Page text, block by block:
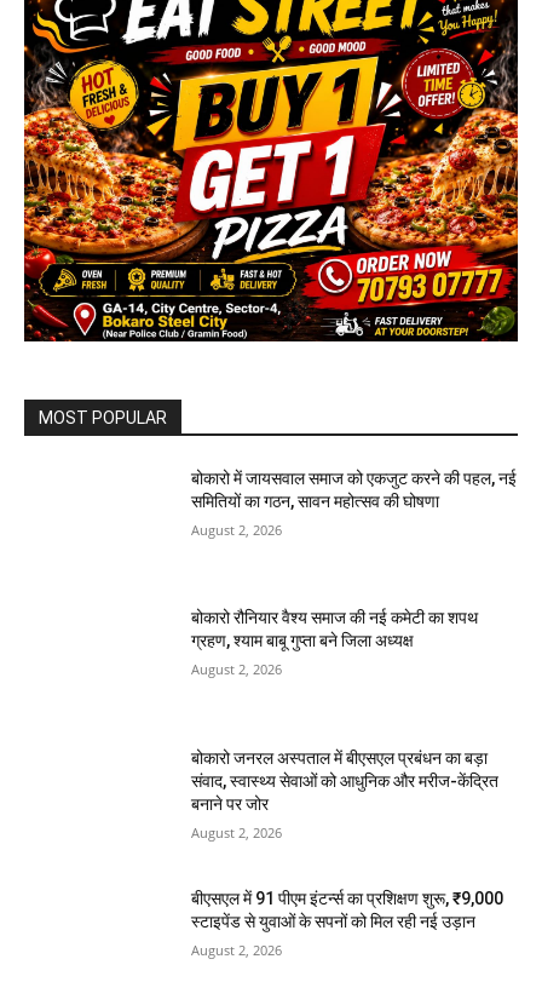
MOST POPULAR
बोकारो में जायसवाल समाज को एकजुट करने की पहल, नई
समितियों का गठन, सावन महोत्सव की घोषणा
August 2, 2026
बोकारो रौनियार वैश्य समाज की नई कमेटी का शपथ
ग्रहण, श्याम बाबू गुप्ता बने जिला अध्यक्ष
August 2, 2026
बोकारो जनरल अस्पताल में बीएसएल प्रबंधन का बड़ा
संवाद, स्वास्थ्य सेवाओं को आधुनिक और मरीज-केंद्रित
बनाने पर जोर
August 2, 2026
बीएसएल में 91 पीएम इंटर्न्स का प्रशिक्षण शुरू, ₹9,000
स्टाइपेंड से युवाओं के सपनों को मिल रही नई उड़ान
August 2, 2026